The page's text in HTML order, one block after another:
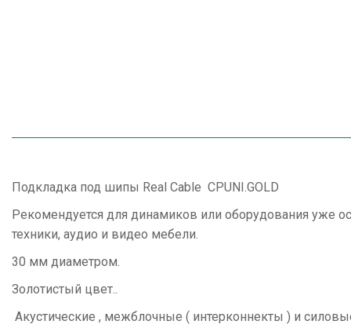
Подкладка под шипы Real Cable CPUNI.GOLD
Рекомендуется для динамиков или оборудования уже
техники, аудио и видео мебели.
30 мм диаметром.
Золотистый цвет..
Акустические , межблочные ( интерконнекты ) и